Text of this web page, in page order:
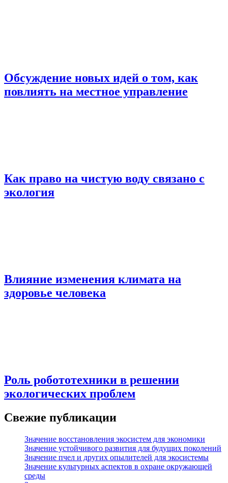
Обсуждение новых идей о том, как
повлиять на местное управление
Как право на чистую воду связано с
экология
Влияние изменения климата на
здоровье человека
Роль робототехники в решении
экологических проблем
Свежие публикации
Значение восстановления экосистем для экономики
Значение устойчивого развития для будущих поколений
Значение пчел и других опылителей для экосистемы
Значение культурных аспектов в охране окружающей
среды